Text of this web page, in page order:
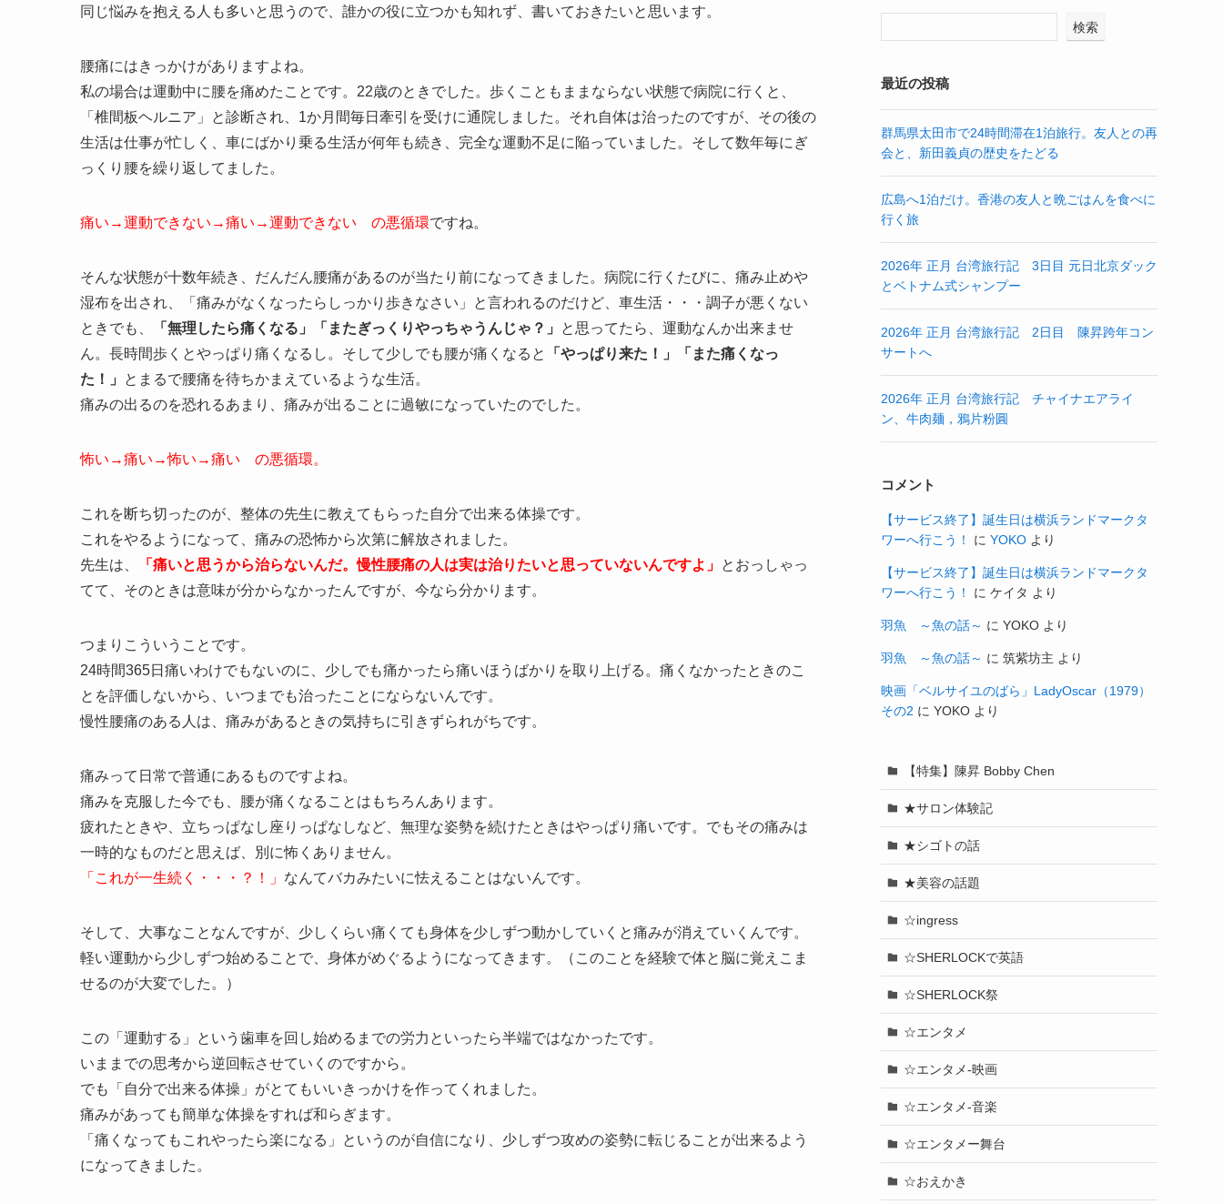
同じ悩みを抱える人も多いと思うので、誰かの役に立つかも知れず、書いておきたいと思います。
腰痛にはきっかけがありますよね。
私の場合は運動中に腰を痛めたことです。22歳のときでした。歩くこともままならない状態で病院に行くと、
「椎間板ヘルニア」と診断され、1か月間毎日牽引を受けに通院しました。それ自体は治ったのですが、その後の
生活は仕事が忙しく、車にばかり乗る生活が何年も続き、完全な運動不足に陥っていました。そして数年毎にぎ
っくり腰を繰り返してました。
痛い→運動できない→痛い→運動できない の悪循環ですね。
そんな状態が十数年続き、だんだん腰痛があるのが当たり前になってきました。病院に行くたびに、痛み止めや
湿布を出され、「痛みがなくなったらしっかり歩きなさい」と言われるのだけど、車生活・・・調子が悪くない
ときでも、
「無理したら痛くなる」「またぎっくりやっちゃうんじゃ？」
と思ってたら、運動なんか出来ませ
ん。長時間歩くとやっぱり痛くなるし。そして少しでも腰が痛くなると
「やっぱり来た！」「また痛くなっ
た！」
とまるで腰痛を待ちかまえているような生活。
痛みの出るのを恐れるあまり、痛みが出ることに過敏になっていたのでした。
怖い→痛い→怖い→痛い の悪循環。
これを断ち切ったのが、整体の先生に教えてもらった自分で出来る体操です。
これをやるようになって、痛みの恐怖から次第に解放されました。
先生は、
「痛いと思うから治らないんだ。慢性腰痛の人は実は治りたいと思っていないんですよ」 とおっしゃっ
てて、そのときは意味が分からなかったんですが、今なら分かります。
つまりこういうことです。
24時間365日痛いわけでもないのに、少しでも痛かったら痛いほうばかりを取り上げる。痛くなかったときのこ
とを評価しないから、いつまでも治ったことにならないんです。
慢性腰痛のある人は、痛みがあるときの気持ちに引きずられがちです。
痛みって日常で普通にあるものですよね。
痛みを克服した今でも、腰が痛くなることはもちろんあります。
疲れたときや、立ちっぱなし座りっぱなしなど、無理な姿勢を続けたときはやっぱり痛いです。でもその痛みは
一時的なものだと思えば、別に怖くありません。
「これが一生続く・・・？！」 なんてバカみたいに怯えることはないんです。
そして、大事なことなんですが、少しくらい痛くても身体を少しずつ動かしていくと痛みが消えていくんです。
軽い運動から少しずつ始めることで、身体がめぐるようになってきます。（このことを経験で体と脳に覚えこま
せるのが大変でした。）
この「運動する」という歯車を回し始めるまでの労力といったら半端ではなかったです。
いままでの思考から逆回転させていくのですから。
でも「自分で出来る体操」がとてもいいきっかけを作ってくれました。
痛みがあっても簡単な体操をすれば和らぎます。
「痛くなってもこれやったら楽になる」というのが自信になり、少しずつ攻めの姿勢に転じることが出来るよう
になってきました。
検索
最近の投稿
群馬県太田市で24時間滞在1泊旅行。友人との再
会と、新田義貞の歴史をたどる
広島へ1泊だけ。香港の友人と晩ごはんを食べに
行く旅
2026年 正月 台湾旅行記 3日目 元日北京ダック
とベトナム式シャンプー
2026年 正月 台湾旅行記 2日目 陳昇跨年コン
サートへ
2026年 正月 台湾旅行記 チャイナエアライ
ン、牛肉麺，鴉片粉圓
コメント
【サービス終了】誕生日は横浜ランドマークタ
ワーへ行こう！
に YOKO より
【サービス終了】誕生日は横浜ランドマークタ
ワーへ行こう！
に ケイタ より
羽魚 ～魚の話～ に YOKO より
羽魚 ～魚の話～ に 筑紫坊主 より
映画「ベルサイユのばら」LadyOscar（1979）
その2 に YOKO より
【特集】陳昇 Bobby Chen
★サロン体験記
★シゴトの話
★美容の話題
☆ingress
☆SHERLOCKで英語
☆SHERLOCK祭
☆エンタメ
☆エンタメ-映画
☆エンタメ-音楽
☆エンタメー舞台
☆おえかき